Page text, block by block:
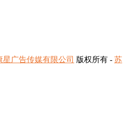
星广告传媒有限公司 版权所有 - 苏